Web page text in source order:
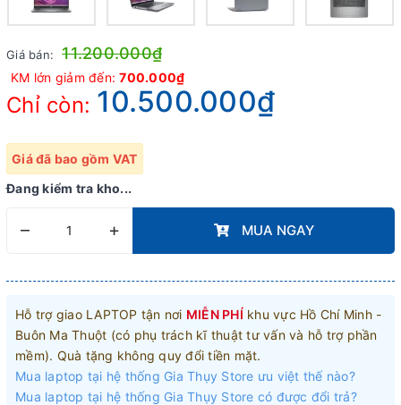
Giá bán: 11.200.000₫
KM lớn giảm đến:700.000₫
Chỉ còn: 10.500.000₫
Giá đã bao gồm VAT
Đang kiểm tra kho...
– + MUA NGAY
Hỗ trợ giao LAPTOP tận nơi MIỄN PHÍ khu vực Hồ Chí Minh -
Buôn Ma Thuột (có phụ trách kĩ thuật tư vấn và hỗ trợ phần
mềm). Quà tặng không quy đổi tiền mặt.
Mua laptop tại hệ thống Gia Thụy Store ưu việt thế nào?
Mua laptop tại hệ thống Gia Thụy Store có được đổi trả?